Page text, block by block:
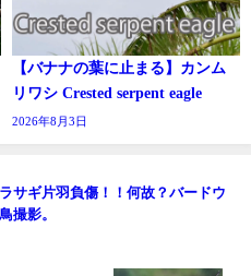
【バナナの葉に止まる】カンム
リワシ Crested serpent eagle
2026年8月3日
サギ片羽負傷！！何故？バードウ
撮影。